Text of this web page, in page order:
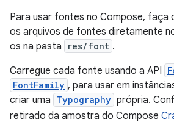
Para usar fontes no Compose, faça
os arquivos de fontes diretamente
os na pasta
res/font .
Carregue cada fonte usando a API
FontFamily , para usar em
criar uma Typography própria.
retirado da amostra do Compose